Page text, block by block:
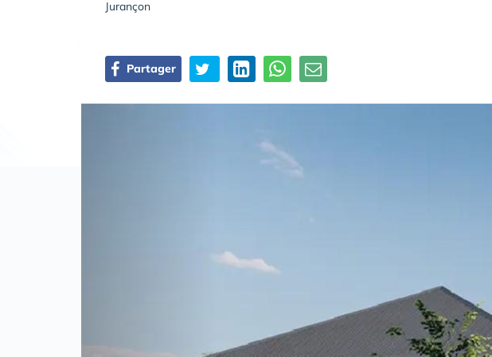
Jurançon
Partager